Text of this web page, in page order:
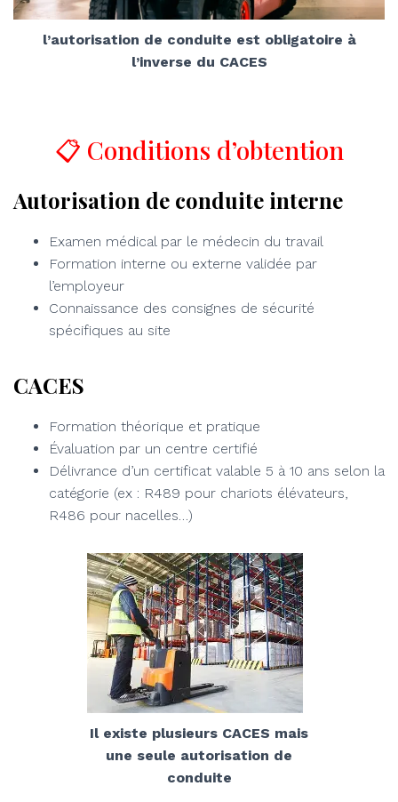
l’autorisation de conduite est obligatoire à
l’inverse du CACES
📋 Conditions d’obtention
Autorisation de conduite interne
Examen médical par le médecin du travail
Formation interne ou externe validée par
l’employeur
Connaissance des consignes de sécurité
spécifiques au site
CACES
Formation théorique et pratique
Évaluation par un centre certifié
Délivrance d’un certificat valable 5 à 10 ans selon la
catégorie (ex : R489 pour chariots élévateurs,
R486 pour nacelles…)
Il existe plusieurs CACES mais
une seule autorisation de
conduite